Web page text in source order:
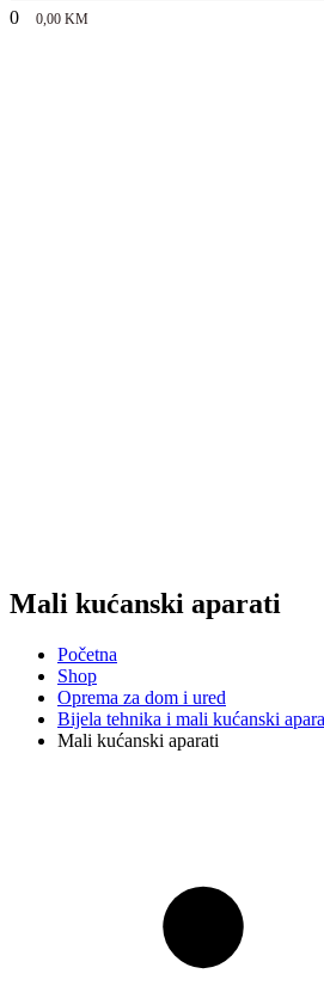
0 0,00 KM
Mali kućanski aparati
Početna
Shop
Oprema za dom i ured
Bijela tehnika i mali kućanski
Mali kućanski aparati